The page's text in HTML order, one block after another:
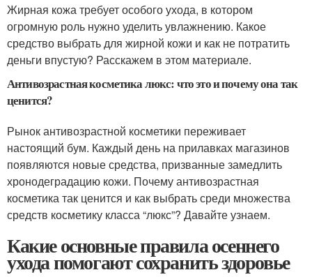
Жирная кожа требует особого ухода, в котором
огромную роль нужно уделить увлажнению. Какое
средство выбрать для жирной кожи и как не потратить
деньги впустую? Расскажем в этом материале.
Антивозрастная косметика люкс: что это и почему она так
ценится?
Рынок антивозрастной косметики переживает
настоящий бум. Каждый день на прилавках магазинов
появляются новые средства, призванные замедлить
хронодеградацию кожи. Почему антивозрастная
косметика так ценится и как выбрать среди множества
средств косметику класса “люкс”? Давайте узнаем.
Какие основные правила осеннего
ухода помогают сохранить здоровье